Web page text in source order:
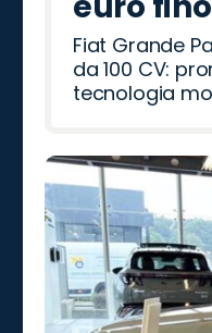
Fiat Grande
da 100 CV:
tecnologia